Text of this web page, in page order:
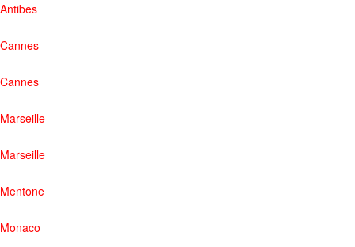
Antibes
Cannes
Cannes
Marseille
Marseille
Mentone
Monaco